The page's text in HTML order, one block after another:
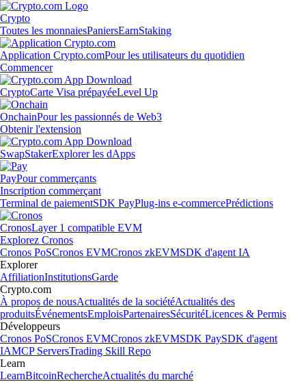
Crypto
Toutes les monnaiesPaniersEarnStaking
Application Crypto.comPour les utilisateurs du quotidien
Commencer
CryptoCarte Visa prépayéeLevel Up
OnchainPour les passionnés de Web3
Obtenir l'extension
SwapStakerExplorer les dApps
PayPour commerçants
Inscription commerçant
Terminal de paiementSDK PayPlug-ins e-commercePrédictions
CronosLayer 1 compatible EVM
Explorez Cronos
Cronos PoSCronos EVMCronos zkEVMSDK d'agent IA
Explorer
AffiliationInstitutionsGarde
Crypto.com
À propos de nousActualités de la sociétéActualités des
produitsÉvénementsEmploisPartenairesSécuritéLicences & Permis
Développeurs
Cronos PoSCronos EVMCronos zkEVMSDK PaySDK d'agent
IAMCP ServersTrading Skill Repo
Learn
LearnBitcoinRechercheActualités du marché